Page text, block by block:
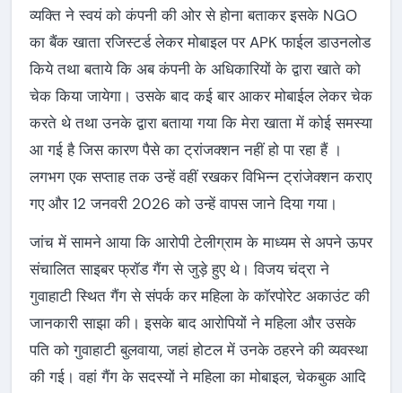
व्यक्ति ने स्वयं को कंपनी की ओर से होना बताकर इसके NGO
का बैंक खाता रजिस्टर्ड लेकर मोबाइल पर APK फाईल डाउनलोड
किये तथा बताये कि अब कंपनी के अधिकारियों के द्वारा खाते को
चेक किया जायेगा। उसके बाद कई बार आकर मोबाईल लेकर चेक
करते थे तथा उनके द्वारा बताया गया कि मेरा खाता में कोई समस्या
आ गई है जिस कारण पैसे का ट्रांजक्शन नहीं हो पा रहा हैं ।
लगभग एक सप्ताह तक उन्हें वहीं रखकर विभिन्न ट्रांजेक्शन कराए
गए और 12 जनवरी 2026 को उन्हें वापस जाने दिया गया।
जांच में सामने आया कि आरोपी टेलीग्राम के माध्यम से अपने ऊपर
संचालित साइबर फ्रॉड गैंग से जुड़े हुए थे। विजय चंद्रा ने
गुवाहाटी स्थित गैंग से संपर्क कर महिला के कॉरपोरेट अकाउंट की
जानकारी साझा की। इसके बाद आरोपियों ने महिला और उसके
पति को गुवाहाटी बुलवाया, जहां होटल में उनके ठहरने की व्यवस्था
की गई। वहां गैंग के सदस्यों ने महिला का मोबाइल, चेकबुक आदि